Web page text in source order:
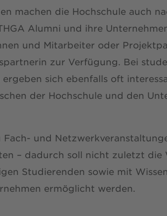
machen die Hochschule auch
Alumni und ihre
und Mitarbeiter oder
zur Verfügung. Bei
sich ebenfalls oft
der Hochschule und den
und
– dadurch soll nicht zuletzt die
Studierenden sowie mit
ermöglicht werden.